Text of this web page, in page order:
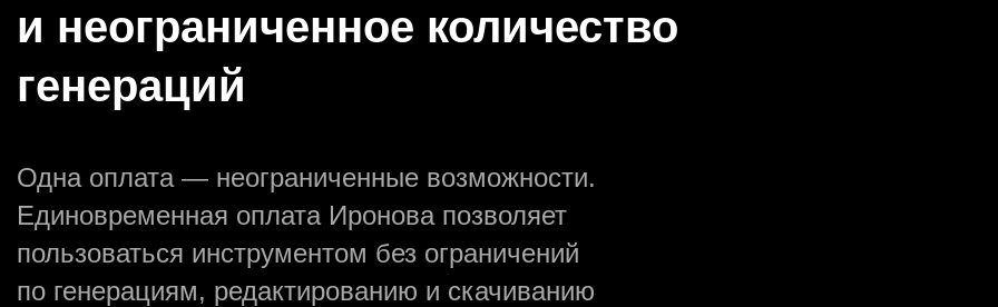
и неограниченное количество
генераций
Одна оплата — неограниченные возможности.
Единовременная оплата Иронова позволяет
пользоваться инструментом без ограничений
по генерациям, редактированию и скачиванию